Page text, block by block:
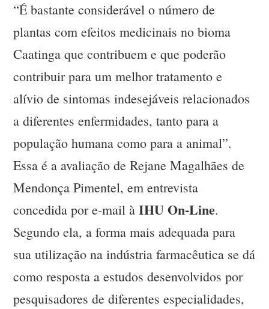
“É bastante considerável o número de
plantas com efeitos medicinais no bioma
Caatinga que contribuem e que poderão
contribuir para um melhor tratamento e
alívio de sintomas indesejáveis relacionados
a diferentes enfermidades, tanto para a
população humana como para a animal”.
Essa é a avaliação de Rejane Magalhães de
Mendonça Pimentel, em entrevista
concedida por e-mail àIHU On-Line.
Segundo ela, a forma mais adequada para
sua utilização na indústria farmacêutica se dá
como resposta a estudos desenvolvidos por
pesquisadores de diferentes especialidades,